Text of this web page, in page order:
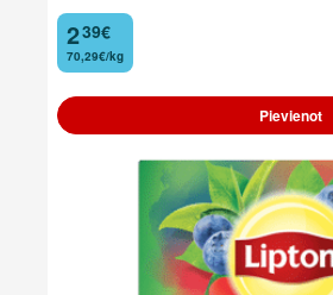
2
. 39€
70,29€/kg
Pievienot